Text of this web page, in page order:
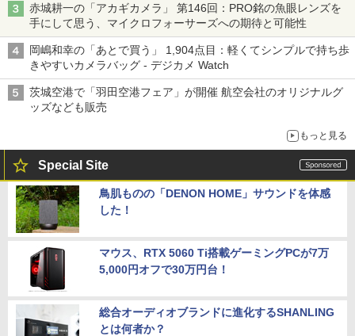
赤城耕一の「アカギカメラ」 第146回：PRO銘の魚眼レンズを
手にして思う、マイクロフォーサーズへの期待と可能性
岡嶋和幸の「あとで買う」 1,904点目：軽くてシンプルで持ち歩
きやすいカメラバッグ - デジカメ Watch
茨城空港で「羽田空港フェア」が開催 航空会社のオリジナルグ
ッズなども販売
もっと見る
Special Site
鳥肌ものの「DENON HOME」サウンドを体感
した！
マウス、RTX 5060 Ti搭載ゲーミングPCが7万
5,000円オフで30万円台！
総合オーディオブランドに進化するSHANLING
とは何者か？